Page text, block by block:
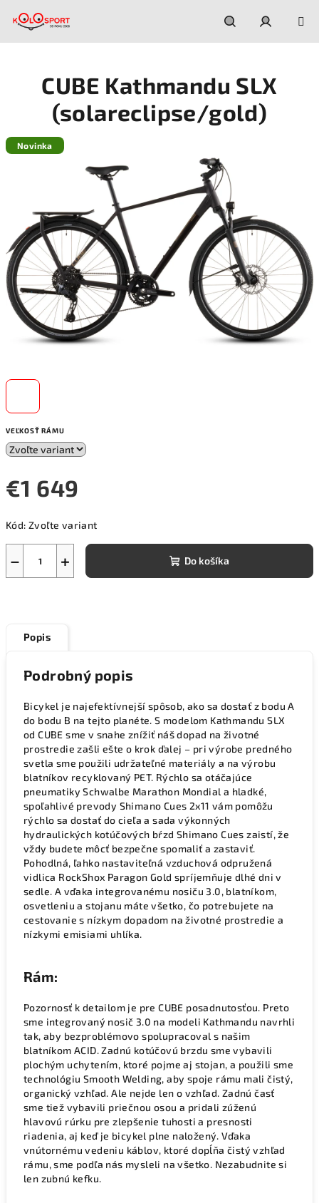
Hľadať
VEĽKOSŤ RÁMU
€1 649
cena:
Kód: Zvoľte variant
+
− Do košíka
CUBE Kathmandu SLX
(solareclipse/gold)
Novinka
Popis
Podrobný popis
Bicykel je najefektívnejší spôsob, ako sa dostať z bodu A
do bodu B na tejto planéte. S modelom Kathmandu SLX
od CUBE sme v snahe znížiť náš dopad na životné
prostredie zašli ešte o krok ďalej – pri výrobe predného
svetla sme použili udržateľné materiály a na výrobu
blatníkov recyklovaný PET. Rýchlo sa otáčajúce
pneumatiky Schwalbe Marathon Mondial a hladké,
spoľahlivé prevody Shimano Cues 2x11 vám pomôžu
rýchlo sa dostať do cieľa a sada výkonných
hydraulických kotúčových bŕzd Shimano Cues zaistí, že
vždy budete môcť bezpečne spomaliť a zastaviť.
Pohodlná, ľahko nastaviteľná vzduchová odpružená
vidlica RockShox Paragon Gold spríjemňuje dlhé dni v
sedle. A vďaka integrovanému nosiču 3.0, blatníkom,
osvetleniu a stojanu máte všetko, čo potrebujete na
cestovanie s nízkym dopadom na životné prostredie a
nízkymi emisiami uhlíka.
Rám:
Pozornosť k detailom je pre CUBE posadnutosťou. Preto
sme integrovaný nosič 3.0 na modeli Kathmandu navrhli
tak, aby bezproblémovo spolupracoval s našim
blatníkom ACID. Zadnú kotúčovú brzdu sme vybavili
plochým uchytením, ktoré pojme aj stojan, a použili sme
technológiu Smooth Welding, aby spoje rámu mali čistý,
organický vzhľad. Ale nejde len o vzhľad. Zadnú časť
sme tiež vybavili priečnou osou a pridali zúženú
hlavovú rúrku pre zlepšenie tuhosti a presnosti
riadenia, aj keď je bicykel plne naložený. Vďaka
vnútornému vedeniu káblov, ktoré dopĺňa čistý vzhľad
rámu, sme podľa nás mysleli na všetko. Nezabudnite si
len zubnú kefku.